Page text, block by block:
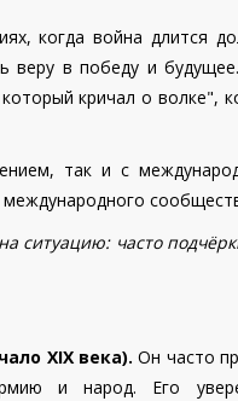
когда война длится
в победу и
кричал о волке",
так и с
ситуацию: часто
XIXвека). Он часто
и народ. Его